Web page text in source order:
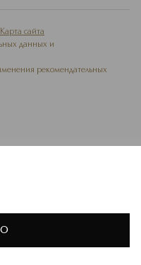
Карта сайта
данных и
рекомендательных